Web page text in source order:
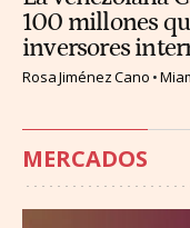
100 millones
inversores
Rosa Jiménez Cano
MERCADOS